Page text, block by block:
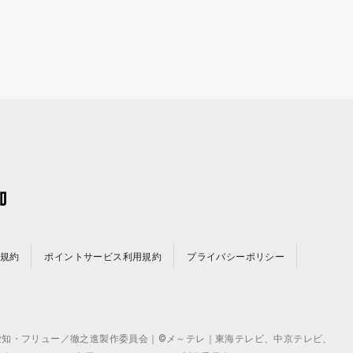
約 ポイントサービス利用規約 プライバシーポリシー
フリュー／徹之進製作委員会｜©メ～テレ｜東海テレビ、中京テレビ、